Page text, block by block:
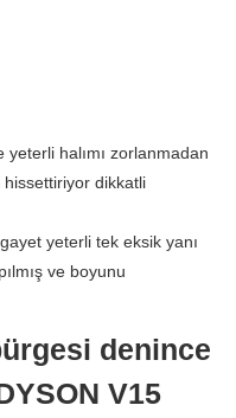
halımı zorlanmadan
hissettiriyor dikkatli
yeterli tek eksik yanı
ve boyunu
denince
V15